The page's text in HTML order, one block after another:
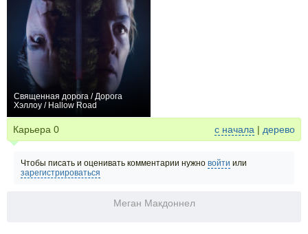
Священная дорога / Дорога
Хэллоу / Hallow Road
Карьера 0 с начала | дерево
Чтобы писать и оценивать комментарии нужно войти или
зарегистрироваться
Меган Макдоннел